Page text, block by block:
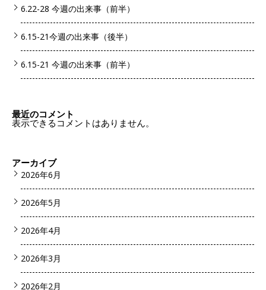
6.22-28 今週の出来事（前半）
6.15-21今週の出来事（後半）
6.15-21 今週の出来事（前半）
最近のコメント
表示できるコメントはありません。
アーカイブ
2026年6月
2026年5月
2026年4月
2026年3月
2026年2月